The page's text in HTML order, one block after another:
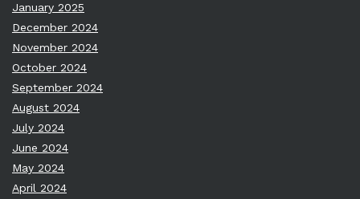
January 2025
December 2024
November 2024
October 2024
September 2024
August 2024
July 2024
June 2024
May 2024
April 2024